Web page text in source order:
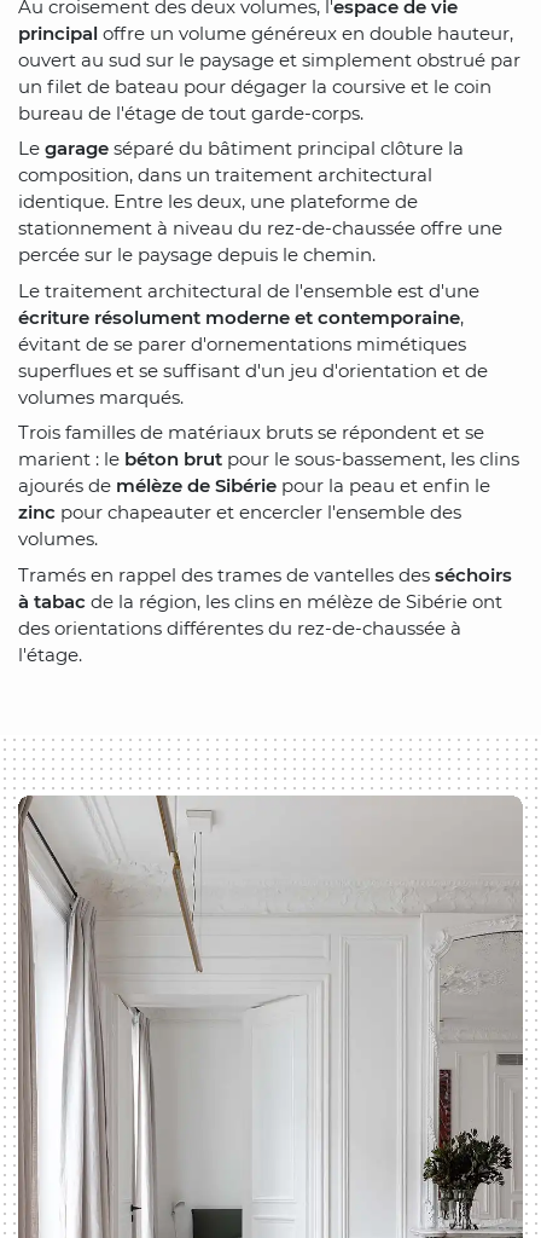
Au croisement des deux volumes, l'espace de vie
principal offre un volume généreux en double hauteur,
ouvert au sud sur le paysage et simplement obstrué par
un filet de bateau pour dégager la coursive et le coin
bureau de l'étage de tout garde-corps.
Le garage séparé du bâtiment principal clôture la
composition, dans un traitement architectural
identique. Entre les deux, une plateforme de
stationnement à niveau du rez-de-chaussée offre une
percée sur le paysage depuis le chemin.
Le traitement architectural de l'ensemble est d'une
écriture résolument moderne et contemporaine,
évitant de se parer d'ornementations mimétiques
superflues et se suffisant d'un jeu d'orientation et de
volumes marqués.
Trois familles de matériaux bruts se répondent et se
marient : le béton brut pour le sous-bassement, les clins
ajourés de mélèze de Sibérie pour la peau et enfin le
zinc pour chapeauter et encercler l'ensemble des
volumes.
Tramés en rappel des trames de vantelles des séchoirs
à tabac de la région, les clins en mélèze de Sibérie ont
des orientations différentes du rez-de-chaussée à
l'étage.